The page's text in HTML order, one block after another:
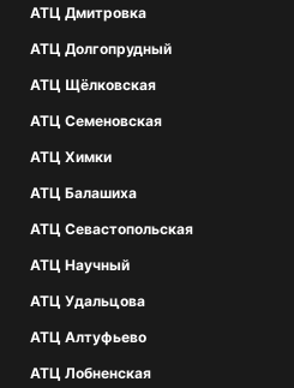
АТЦ Дмитровка
АТЦ Долгопрудный
АТЦ Щёлковская
АТЦ Семеновская
АТЦ Химки
АТЦ Балашиха
АТЦ Севастопольская
АТЦ Научный
АТЦ Удальцова
АТЦ Алтуфьево
АТЦ Лобненская